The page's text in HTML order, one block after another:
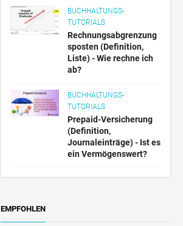
BUCHHALTUNGS-
TUTORIALS
Rechnungsabgrenzung
sposten (Definition,
Liste) - Wie rechne ich
ab?
BUCHHALTUNGS-
TUTORIALS
Prepaid-Versicherung
(Definition,
Journaleinträge) - Ist es
ein Vermögenswert?
EMPFOHLEN